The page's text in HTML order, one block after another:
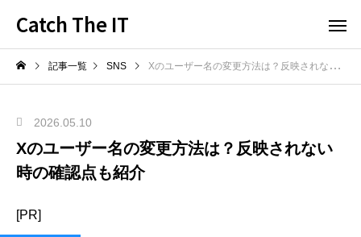
Catch The IT
記事一覧 SNS Xのユーザー名の変更方法は？反映されない時の確認点も紹介
2026.05.10
Xのユーザー名の変更方法は？反映されない
時の確認点も紹介
[PR]